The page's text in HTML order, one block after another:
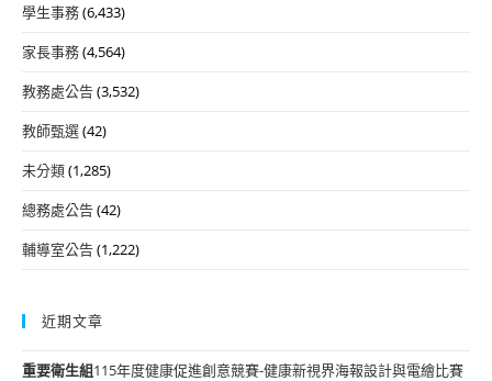
學生事務(6,433)
家長事務(4,564)
教務處公告(3,532)
教師甄選(42)
未分類(1,285)
總務處公告(42)
輔導室公告(1,222)
近期文章
重要衛生組115年度健康促進創意競賽-健康新視界海報設計與電繪比賽